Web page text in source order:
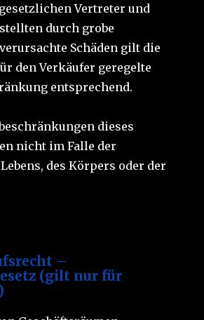
Vertreter und
durch grobe
Schäden gilt die
den Verkäufer geregelte
entsprechend.
dieses
nicht im Falle der
des Körpers oder der
–
(gilt nur für